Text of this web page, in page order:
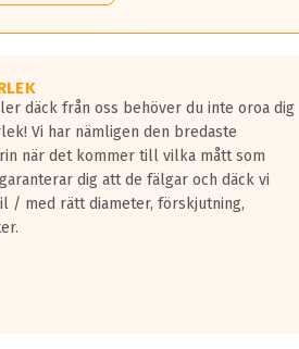
däck från oss behöver du inte oroa dig
Vi har nämligen den bredaste
när det kommer till vilka mått som
dig att de fälgar och däck vi
/ med rätt diameter, förskjutning,